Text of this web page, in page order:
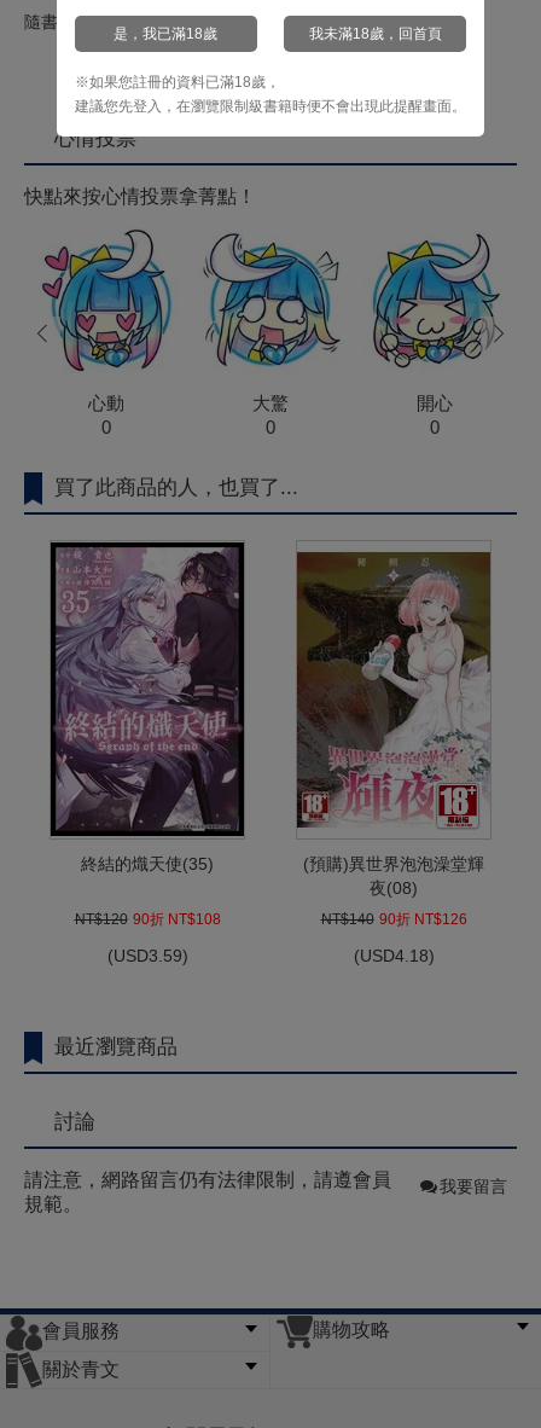
隨書附贈大尺度無修正書衣海報!!
心情投票
快點來按心情投票拿菁點！
心動
0
大驚
0
開心
0
prev next
買了此商品的人，也買了...
終結的熾天使(35)
NT$120 90折 NT$108
(USD3.59)
(預購)異世界泡泡澡堂輝
夜(08)
NT$140 90折 NT$126
(USD4.18)
最近瀏覽商品
討論
請注意，網路留言仍有法律限制，請遵會員
規範。
我要留言
是，我已滿18歲 我未滿18歲，回首頁
※如果您註冊的資料已滿18歲，
建議您先登入，在瀏覽限制級書籍時便不會出現此提醒畫面。
會員服務
會員辦法
客服信箱
隱私條款
網站導覽
購物攻略
關於青文